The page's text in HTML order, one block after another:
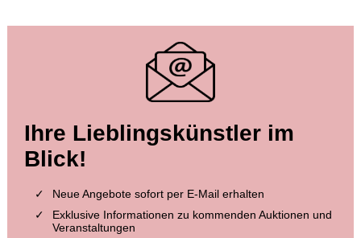
Auktion 604 - Lot 39
J. GOETHE
3 eigh. Briefe m. U. an Germaine de Stael
Ergebnis:€ 39.370
Auktion 599 - Lot 559
J. GOETHE
Ihre Lieblingskünstler im
Blick!
Neue Angebote sofort per E-Mail erhalten
Exklusive Informationen zu kommenden Auktionen und
Veranstaltungen